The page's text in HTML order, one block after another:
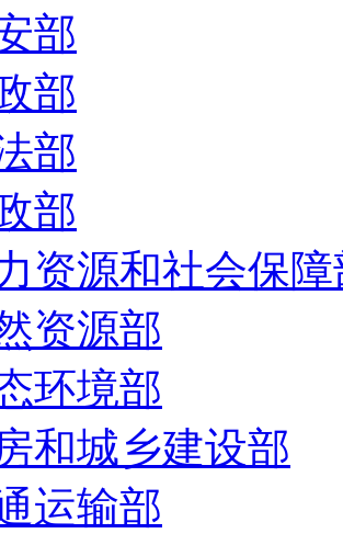
部
部
部
部
资源和社会保
资源部
环境部
和城乡建设部
运输部